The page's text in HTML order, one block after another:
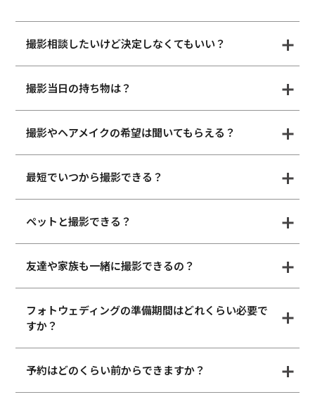
撮影相談したいけど決定しなくてもいい？
撮影当日の持ち物は？
撮影やヘアメイクの希望は聞いてもらえる？
最短でいつから撮影できる？
ペットと撮影できる？
友達や家族も一緒に撮影できるの？
フォトウェディングの準備期間はどれくらい必要で
すか？
予約はどのくらい前からできますか？